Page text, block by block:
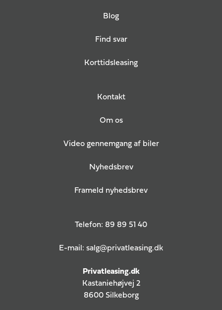
Blog
Find svar
Korttidsleasing
Kontakt
Om os
Video gennemgang af biler
Nyhedsbrev
Frameld nyhedsbrev
Telefon: 89 89 51 40
E-mail: salg@privatleasing.dk
Privatleasing.dk
Kastaniehøjvej 2
8600 Silkeborg